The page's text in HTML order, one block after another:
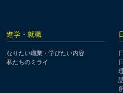
進学・就職
なりたい職業・学びたい内容
私たちのミライ